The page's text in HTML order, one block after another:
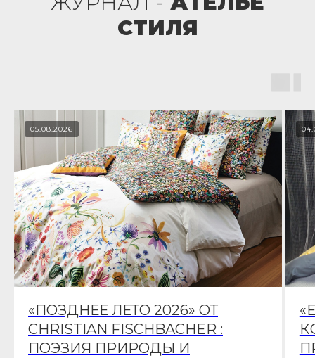
СТИЛЯ
05.08.2026
«ПОЗДНЕЕ ЛЕТО 2026» ОТ
CHRISTIAN FISCHBACHER :
ПОЭЗИЯ ПРИРОДЫ И